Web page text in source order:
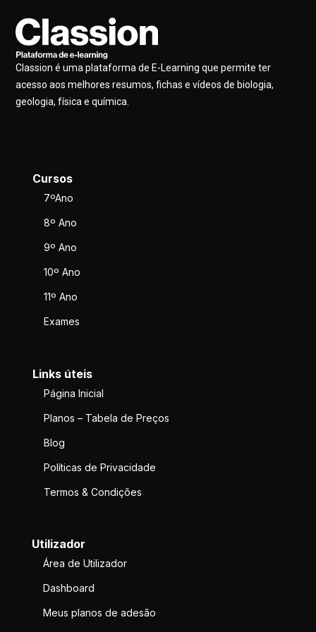
Classion é uma plataforma de E-Learning que permite ter
acesso aos melhores resumos, fichas e vídeos de biologia,
geologia, física e química.
Cursos
7ºAno
8º Ano
9º Ano
10º Ano
11º Ano
Exames
Links úteis
Página Inicial
Planos – Tabela de Preços
Blog
Políticas de Privacidade
Termos & Condições
Utilizador
Área de Utilizador
Dashboard
Meus planos de adesão